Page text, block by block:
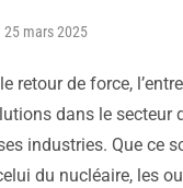
25 mars 2025
retour de force,
dans le secteur
industries. Que ce
du nucléaire, les